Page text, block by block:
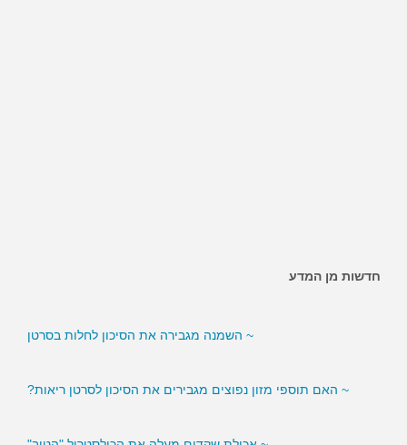
חדשות מן המדע
~ האם ממתיקים מלאכותיים מגבירים את הסיכון לסוכרת?
~ השמנה מגבירה את הסיכון לחלות בסרטן
~ האם תוספי מזון נפוצים מגבירים את הסיכון לסרטן ריאות?
~ אכילת שקדים מעלה את הכולסטרול "הטוב"